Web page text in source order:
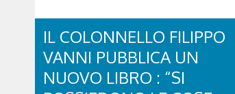
IL COLONNELLO FILIPPO
VANNI PUBBLICA UN
NUOVO LIBRO : “SI